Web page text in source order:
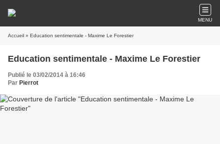
MENU
Accueil » Education sentimentale - Maxime Le Forestier
Education sentimentale - Maxime Le Forestier
Publié le 03/02/2014 à 16:46
Par Pierrot